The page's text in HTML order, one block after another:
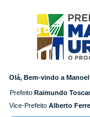
Olá, Bem-vindo a
Prefeito Raimundo
Vice-Prefeito Alberto